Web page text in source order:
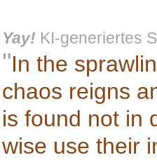
Yay! KI-generiertes
"In the
chaos reigns
is found not in
wise use their